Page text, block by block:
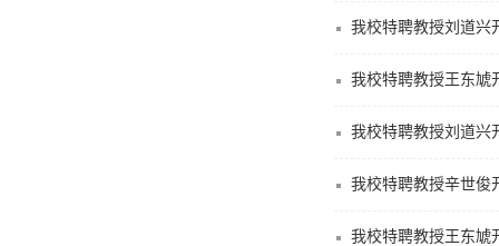
我校特聘教授刘道兴
我校特聘教授王东
我校特聘教授刘道兴
我校特聘教授辛世俊
我校特聘教授王东虓